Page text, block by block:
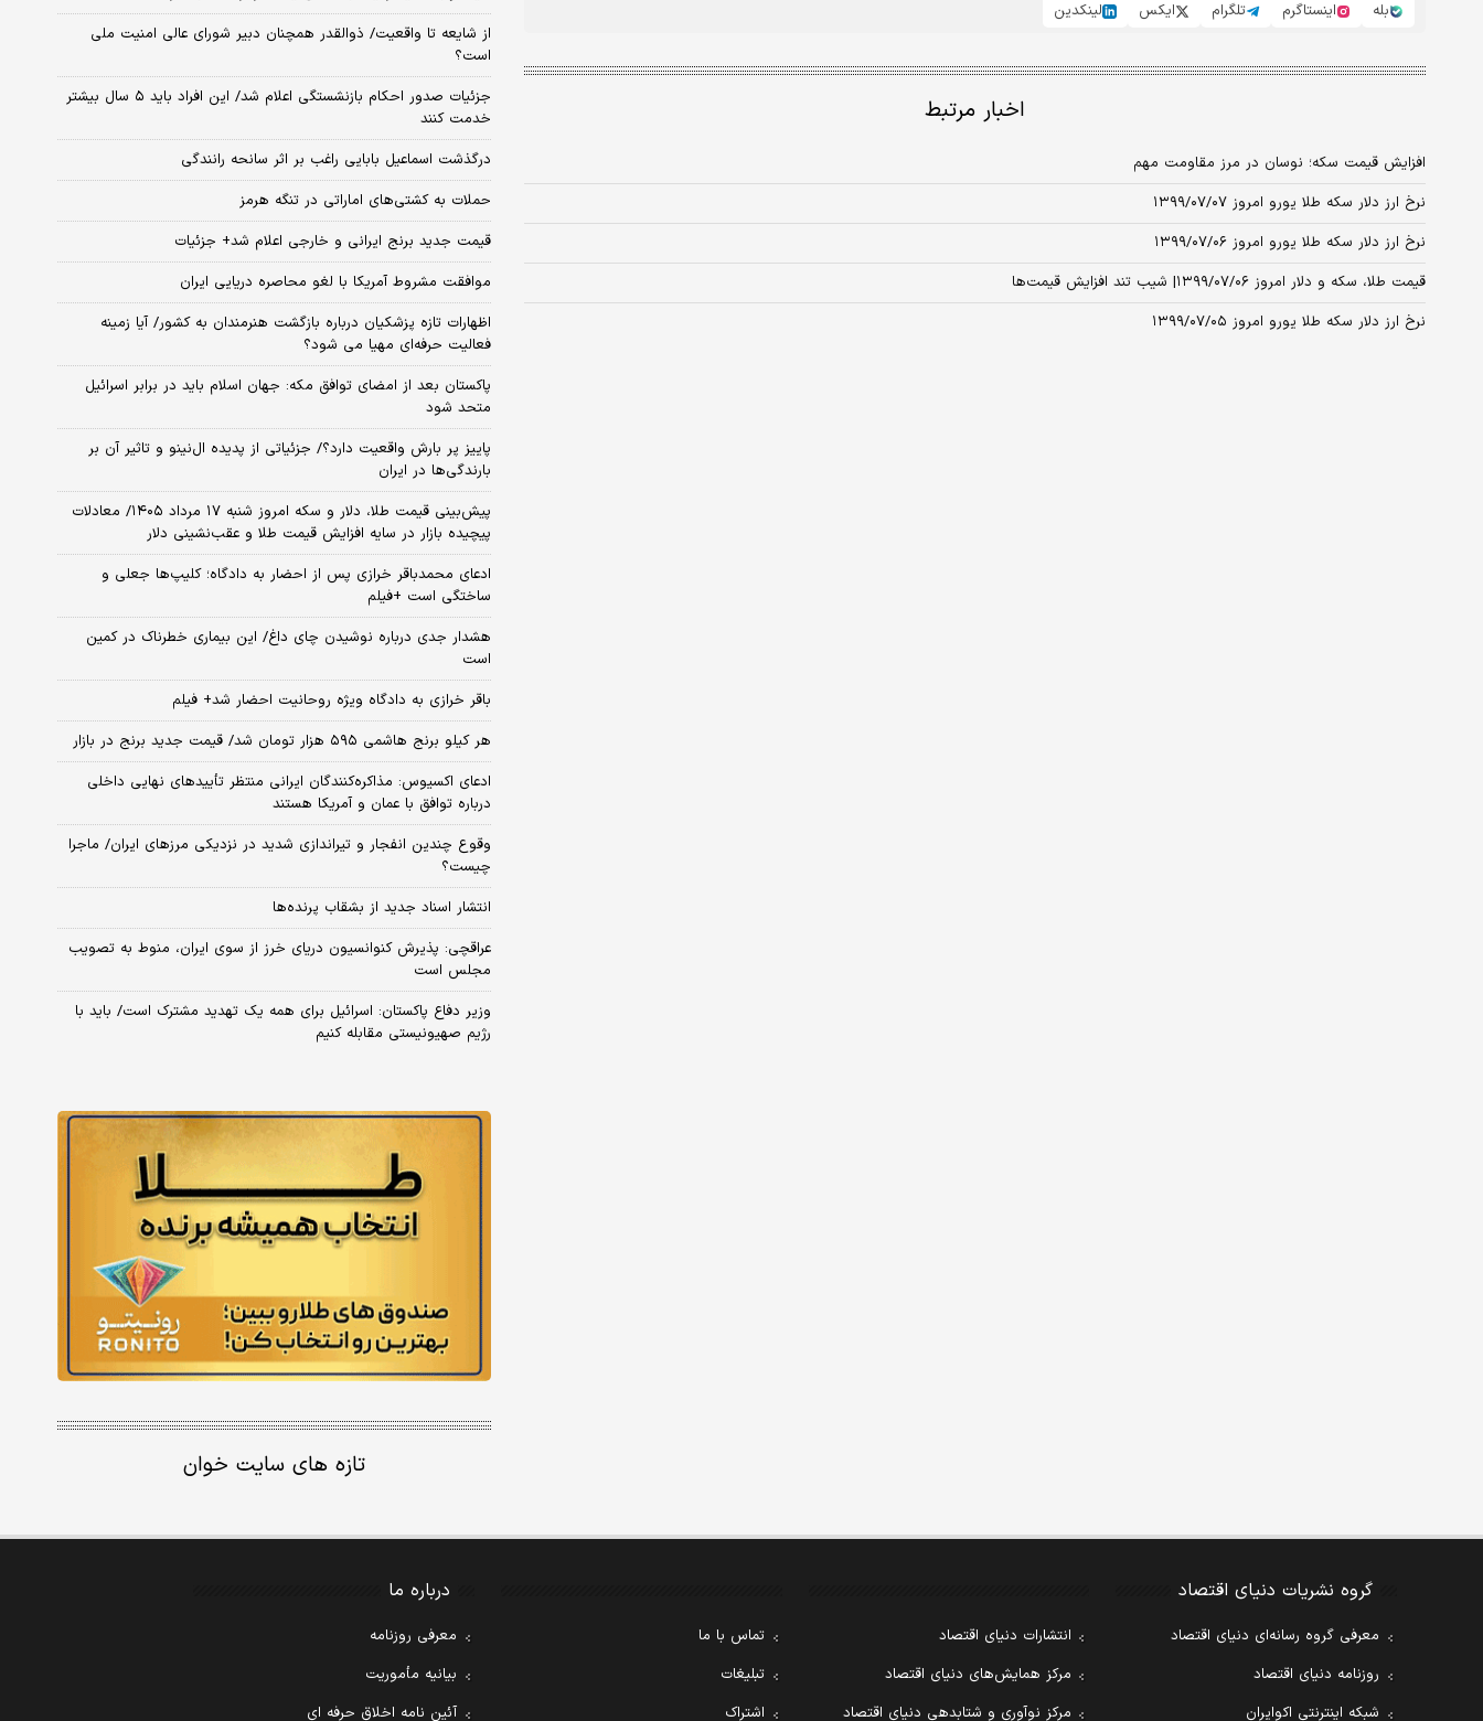
بله
اینستاگرم تلگرام ایکس لینکدین
اخبار مرتبط
افزایش قیمت سکه؛ نوسان در مرز مقاومت مهم
نرخ ارز دلار سکه طلا یورو امروز ۱۳۹۹/۰۷/۰۷
نرخ ارز دلار سکه طلا یورو امروز ۱۳۹۹/۰۷/۰۶
قیمت طلا، سکه و دلار امروز ۱۳۹۹/۰۷/۰۶| شیب تند افزایش قیمت‌ها
نرخ ارز دلار سکه طلا یورو امروز ۱۳۹۹/۰۷/۰۵
از شایعه تا واقعیت/ ذوالقدر همچنان دبیر شورای ‌عالی امنیت ملی
است؟
جزئیات صدور احکام بازنشستگی اعلام شد/ این افراد باید ۵ سال بیشتر
خدمت کنند
درگذشت اسماعیل بابایی راغب بر اثر سانحه رانندگی
حملات به کشتی‌های اماراتی در تنگه هرمز
قیمت جدید برنج ایرانی و خارجی اعلام شد+ جزئیات
موافقت مشروط آمریکا با لغو محاصره دریایی ایران
اظهارات تازه پزشکیان درباره بازگشت هنرمندان به کشور/ آیا زمینه
فعالیت حرفه‌ای مهیا می شود؟
پاکستان بعد از امضای توافق مکه: جهان اسلام باید در برابر اسرائیل
متحد شود
پاییز پر بارش واقعیت دارد؟/ جزئیاتی از پدیده ال‌نینو و تاثیر آن بر
بارندگی‌ها در ایران
پیش‌بینی قیمت طلا، دلار و سکه امروز شنبه ۱۷ مرداد ۱۴۰۵/ معادلات
پیچیده بازار در سایه افزایش قیمت طلا و عقب‌نشینی دلار
ادعای محمدباقر خرازی پس از احضار به دادگاه؛ کلیپ‌ها جعلی و
ساختگی است +فیلم
هشدار جدی درباره نوشیدن چای داغ/ این بیماری خطرناک در کمین
است
باقر خرازی به دادگاه ویژه روحانیت احضار شد+ فیلم
هر کیلو برنج هاشمی ۵۹۵ هزار تومان شد/ قیمت جدید برنج در بازار
ادعای اکسیوس: مذاکره‌کنندگان ایرانی منتظر تأییدهای نهایی داخلی
درباره توافق با عمان و آمریکا هستند
وقوع چندین انفجار و تیراندازی شدید در نزدیکی مرز‌های ایران/ ماجرا
چیست؟
انتشار اسناد جدید از بشقاب پرنده‌ها
عراقچی: پذیرش کنوانسیون دریای خرز از سوی ایران، منوط به تصویب
مجلس است
وزیر دفاع پاکستان: اسرائیل برای همه یک تهدید مشترک است/ باید با
رژیم صهیونیستی مقابله کنیم
تازه های سایت خوان
گروه نشریات دنیای اقتصاد
معرفی گروه رسانه‌ای دنیای اقتصاد
روزنامه دنیای اقتصاد
شبکه اینترنتی اکوایران
انتشارات دنیای اقتصاد
مرکز همایش‌های دنیای اقتصاد
مرکز نوآوری و شتابدهی دنیای اقتصاد
تماس با ما
تبلیغات
اشتراک
درباره ما
معرفی روزنامه
بیانیه مأموریت
آئین نامه اخلاق حرفه ای